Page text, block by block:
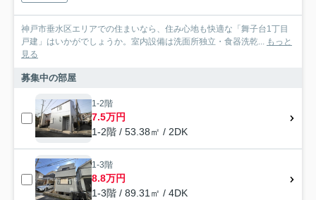
神戸市垂水区エリアでの住まいなら、住み心地も快適な「舞子台1丁目
戸建」はいかがでしょうか。室内設備は洗面所独立・食器洗乾... もっと
見る
募集中の部屋
1-2階
7.5万円
1-2階 / 53.38㎡ / 2DK
1-3階
8.8万円
1-3階 / 89.31㎡ / 4DK